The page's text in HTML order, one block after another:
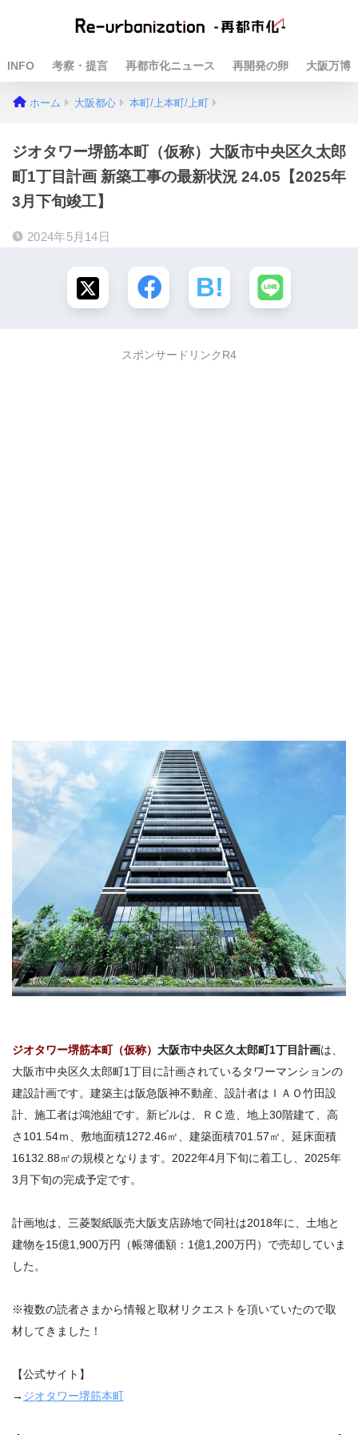
INFO 考察・提言 再都市化ニュース 再開発の卵 大阪万博
ホーム 大阪都心 本町/上本町/上町
ジオタワー堺筋本町（仮称）大阪市中央区久太郎
町1丁目計画 新築工事の最新状況 24.05【2025年
3月下旬竣工】
2024年5月14日
スポンサードリンクR4
ジオタワー堺筋本町（仮称） 大阪市中央区久太郎町1丁目計画は、
大阪市中央区久太郎町1丁目に計画されているタワーマンションの
建設計画です。建築主は阪急阪神不動産、設計者はＩＡＯ竹田設
計、施工者は鴻池組です。新ビルは、ＲＣ造、地上30階建て、高
さ101.54ｍ、敷地面積1272.46㎡、建築面積701.57㎡、延床面積
16132.88㎡の規模となります。2022年4月下旬に着工し、2025年
3月下旬の完成予定です。
計画地は、三菱製紙販売大阪支店跡地で同社は2018年に、土地と
建物を15億1,900万円（帳簿価額：1億1,200万円）で売却していま
した。
※複数の読者さまから情報と取材リクエストを頂いていたので取
材してきました！
【公式サイト】
→ ジオタワー堺筋本町